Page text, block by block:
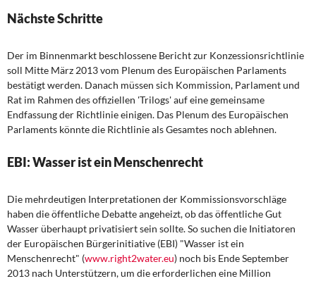
Nächste Schritte
Der im Binnenmarkt beschlossene Bericht zur Konzessionsrichtlinie
soll Mitte März 2013 vom Plenum des Europäischen Parlaments
bestätigt werden. Danach müssen sich Kommission, Parlament und
Rat im Rahmen des offiziellen 'Trilogs' auf eine gemeinsame
Endfassung der Richtlinie einigen. Das Plenum des Europäischen
Parlaments könnte die Richtlinie als Gesamtes noch ablehnen.
EBI: Wasser ist ein Menschenrecht
Die mehrdeutigen Interpretationen der Kommissionsvorschläge
haben die öffentliche Debatte angeheizt, ob das öffentliche Gut
Wasser überhaupt privatisiert sein sollte. So suchen die Initiatoren
der Europäischen Bürgerinitiative (EBI) "Wasser ist ein
Menschenrecht" (www.right2water.eu) noch bis Ende September
2013 nach Unterstützern, um die erforderlichen eine Million